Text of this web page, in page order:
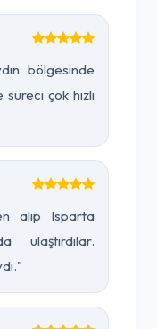
bölgesinde
çok hızlı
alıp Isparta
ulaştırdılar.